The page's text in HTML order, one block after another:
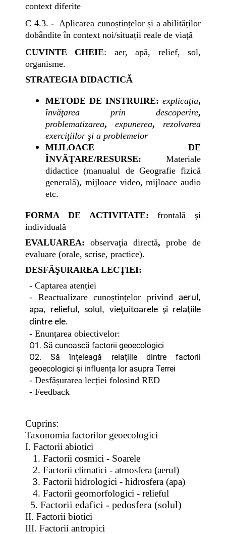
context diferite
C 4.3. - Aplicarea cunoștințelor și a abilităților
dobândite în context noi/situații reale de viață
CUVINTE CHEIE: aer, apă, relief, sol,
organisme.
STRATEGIA DIDACTICĂ
METODE DE INSTRUIRE: explicaţia,
învăţarea prin descoperire,
problematizarea, expunerea, rezolvarea
exerciţiilor şi a problemelor
MIJLOACE DE
ÎNVĂŢARE/RESURSE: Materiale
didactice (manualul de Geografie fizică
generală), mijloace video, mijloace audio
etc.
FORMA DE ACTIVITATE:frontală şi
individuală
EVALUAREA: observaţia directă, probe de
evaluare (orale, scrise, practice).
DESFĂŞURAREA LECŢIEI:
- Captarea atenției
- Reactualizare cunoștințelor privind aerul,
apa, relieful, solul, viețuitoarele și relațiile
dintre ele.
- Enunțarea obiectivelor:
O1. Să cunoască factorii geoecologici
O2. Să înțeleagă relațiile dintre factorii
geoecologici și influența lor asupra Terrei
- Desfășurarea lecției folosind RED
- Feedback
Cuprins:
Taxonomia factorilor geoecologici
I. Factorii abiotici
1. Factorii cosmici - Soarele
2. Factorii climatici - atmosfera (aerul)
3. Factorii hidrologici - hidrosfera (apa)
4. Factorii geomorfologici - relieful
5. Factorii edafici - pedosfera (solul)
II. Factorii biotici
III. Factorii antropici